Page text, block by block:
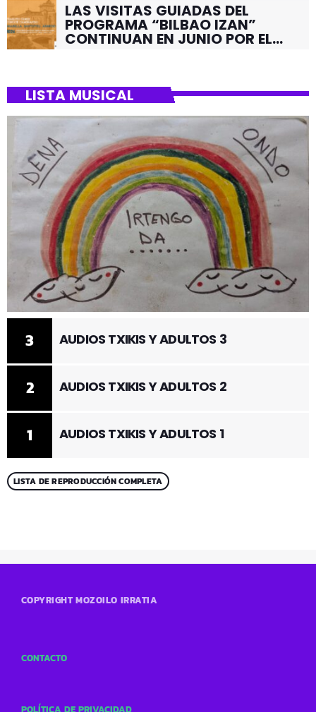
LAS VISITAS GUIADAS DEL
PROGRAMA “BILBAO IZAN”
CONTINUAN EN JUNIO POR EL
LISTA MUSICAL
1 AUDIOS TXIKIS Y ADULTOS 1
2 AUDIOS TXIKIS Y ADULTOS 2
3 AUDIOS TXIKIS Y ADULTOS 3
LISTA DE REPRODUCCIÓN COMPLETA
COPYRIGHT MOZOILO IRRATIA
CONTACTO